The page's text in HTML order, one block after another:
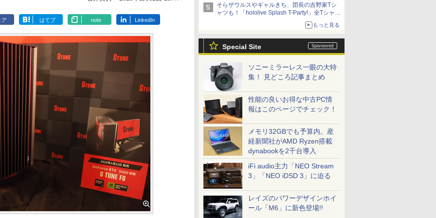
ニンテンドーeショップでは「大神 絶景版」が
67%オフで990円
そらザウルスやギャルきち、団長の吉野家Tシ
ャツも！「hololive Splash T-Party!」全Tシャツ
ラインナップ公開＆オンライン販売開始
もっと見る
Special Site
ソニーミラーレス一眼の大特
集！ 見どころ記事まとめ
性能の良いお得な中古PC情
報はこのページでチェック！
メモリ32GBでも予算内。産
経新聞社がAMD Ryzen搭載
dynabookを2千台導入
iFi audio主力「NEO Stream
3」「NEO iDSD 3」に迫る
レイズのパワーデザインホイ
ール「M6」に新色登場!!
ア はてブ note LinkedIn